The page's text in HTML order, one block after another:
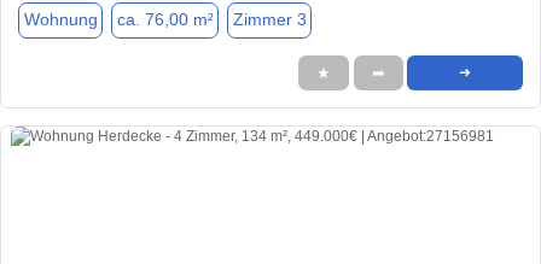
Wohnung ca. 76,00 m² Zimmer 3
★ ➦ ➜